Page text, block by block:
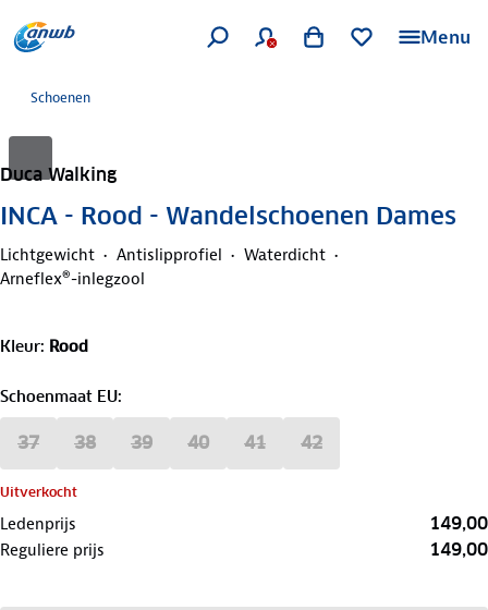
Menu
Schoenen
Duca Walking
INCA - Rood - Wandelschoenen Dames
Lichtgewicht Antislipprofiel
Waterdicht
Arneflex®-inlegzool
Kleur: Rood
Schoenmaat EU:
37 38 39 40 41 42
Uitverkocht
Ledenprijs 149,00
Reguliere prijs 149,00